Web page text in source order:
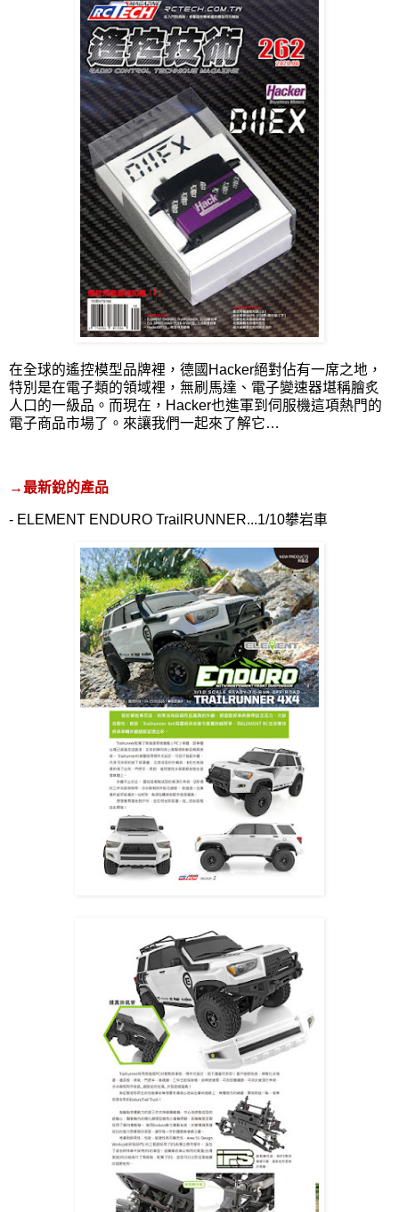
在全球的遙控模型品牌裡，德國 Hacker絕對佔有一席之地，
特別是在電子類的領域裡，無刷馬達、電子變速器堪稱膾炙
人口的一級品。而現在， Hacker也進軍到伺服機這項熱門的
電子商品市場了。來讓我們一起來了解它…
→最新銳的產品
- ELEMENT ENDURO TrailRUNNER...1/10攀岩車